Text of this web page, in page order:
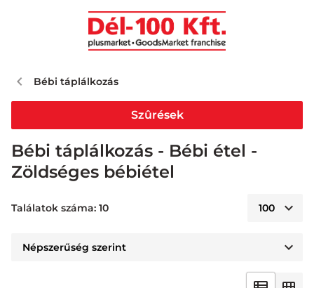
Bébi táplálkozás
Bébi táplálkozás - Bébi étel -
Zöldséges bébiétel
Találatok száma: 10
Szûrések